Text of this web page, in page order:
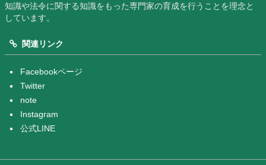
知識や法令に関する知識をもった専門家の育成を行うことを理念と
しています。
関連リンク
Facebookページ
Twitter
note
Instagram
公式LINE